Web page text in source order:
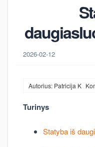
2026-02-12
Autorius: Patricija K
Turinys
Statyba iš